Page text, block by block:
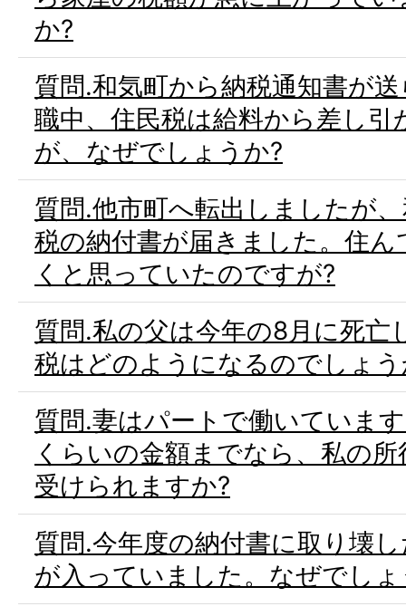
か?
質問.和気町から納税通知書が
職中、住民税は給料から差し
が、なぜでしょうか?
質問.他市町へ転出しましたが
税の納付書が届きました。住
くと思っていたのですが?
質問.私の父は今年の8月に死亡
税はどのようになるのでしょ
質問.妻はパートで働いていま
くらいの金額までなら、私の
受けられますか?
質問.今年度の納付書に取り壊
が入っていました。なぜでし